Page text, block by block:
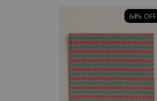
64% OFF